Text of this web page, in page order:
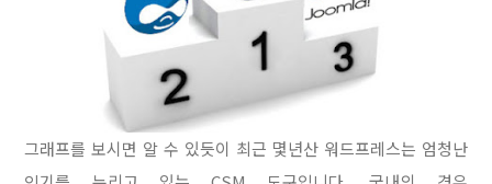
그래프를 보시면 알 수 있듯이 최근 몇년산 워드프레스는 엄청난